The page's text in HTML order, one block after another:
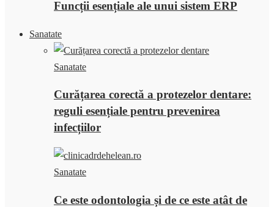
Funcții esențiale ale unui sistem ERP
Sanatate
Sanatate
Curățarea corectă a protezelor dentare:
reguli esențiale pentru prevenirea
infecțiilor
Sanatate
Ce este odontologia și de ce este atât de